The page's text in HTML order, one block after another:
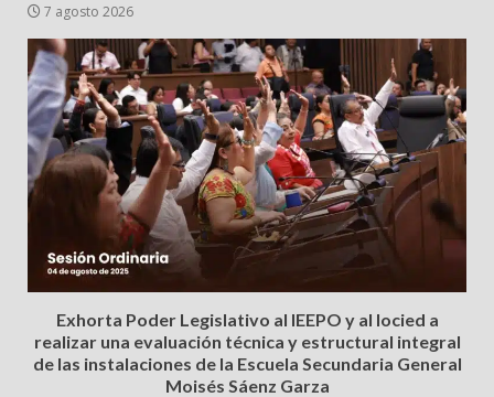
7 agosto 2026
Exhorta Poder Legislativo al IEEPO y al Iocied a
realizar una evaluación técnica y estructural integral
de las instalaciones de la Escuela Secundaria General
Moisés Sáenz Garza